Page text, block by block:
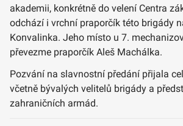
akademii, konkrétně do velení Centra
odchází i vrchní praporčík této brigády
Konvalinka. Jeho místo u 7.
převezme praporčík Aleš Machálka.
Pozvání na slavnostní předání přijala
včetně bývalých velitelů brigády a
zahraničních armád.